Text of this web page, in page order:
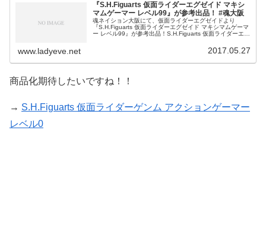
『S.H.Figuarts 仮面ライダーエグゼイド マキシ
マムゲーマー レベル99』が参考出品！ #魂大阪
魂ネイション大阪にて、仮面ライダーエグゼイドより
『S.H.Figuarts 仮面ライダーエグゼイド マキシマムゲーマ
ー レベル99』が参考出品！S.H.Figuarts 仮面ライダーエグ
www.ladyeve.net 2017.05.27
商品化期待したいですね！！
→ S.H.Figuarts 仮面ライダーゲンム アクションゲーマー
レベル0